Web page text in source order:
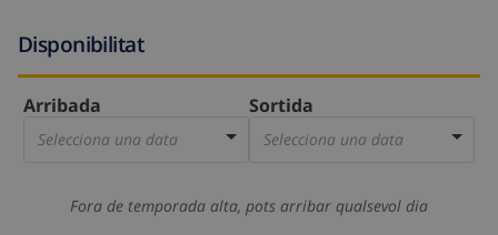
Disponibilitat
Arribada
Selecciona una data
Sortida
Selecciona una data
Fora de temporada alta, pots arribar qualsevol dia